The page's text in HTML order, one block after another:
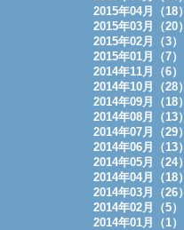
2015年04月（18）
2015年03月（20）
2015年02月（3）
2015年01月（7）
2014年11月（6）
2014年10月（28）
2014年09月（18）
2014年08月（13）
2014年07月（29）
2014年06月（13）
2014年05月（24）
2014年04月（18）
2014年03月（26）
2014年02月（5）
2014年01月（1）